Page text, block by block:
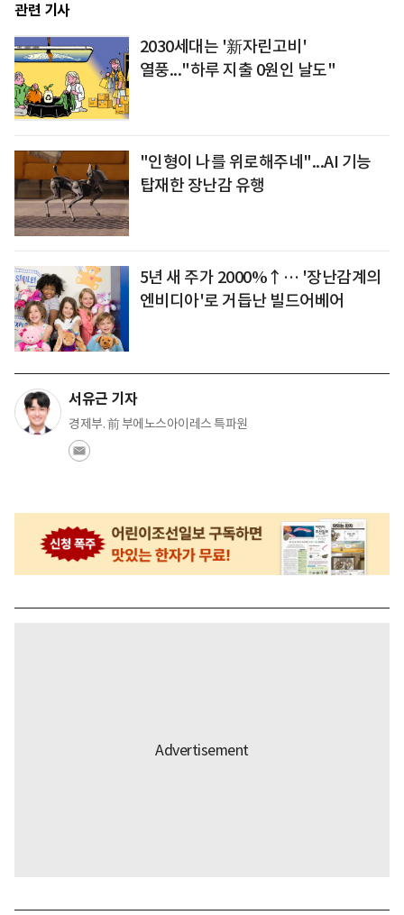
관련 기사
2030세대는 '新자린고비'
열풍..."하루 지출 0원인 날도"
"인형이 나를 위로해주네"...AI 기능
탑재한 장난감 유행
5년 새 주가 2000%↑… '장난감계의
엔비디아'로 거듭난 빌드어베어
서유근 기자
경제부. 前 부에노스아이레스 특파원